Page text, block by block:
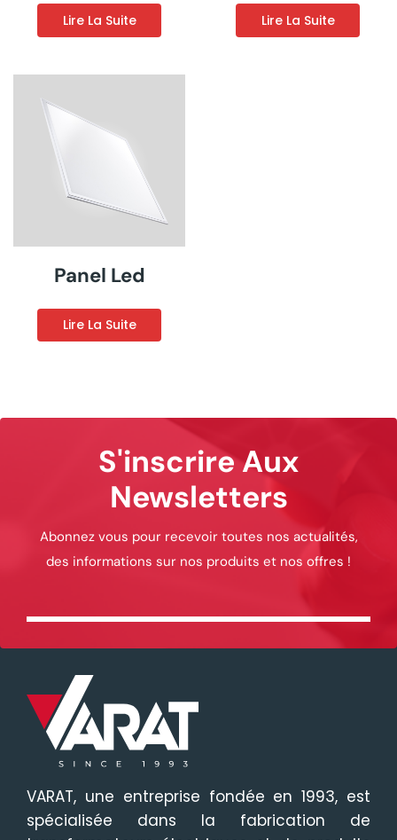
Lire La Suite Lire La Suite
Panel Led
Lire La Suite
S'inscrire Aux
Newsletters
Abonnez vous pour recevoir toutes nos actualités,
des informations sur nos produits et nos offres !
VARAT, une entreprise fondée en 1993, est
spécialisée dans la fabrication de